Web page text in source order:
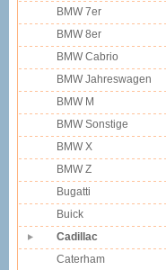
BMW 7er
BMW 8er
BMW Cabrio
BMW Jahreswagen
BMW M
BMW Sonstige
BMW X
BMW Z
Bugatti
Buick
Cadillac
Caterham